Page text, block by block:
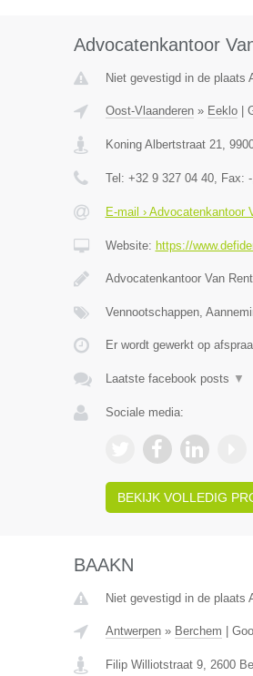
Advocatenkantoor
Niet gevestigd in de plaats
Oost-Vlaanderen» Eeklo|
Koning Albertstraat 21,
Tel: +32 9 327 04 40, Fax: -
E-mail › Advocatenkantoor
Website: https://
Advocatenkantoor Van
Vennootschappen,
Er wordt gewerkt op
Laatste facebook posts ▼
Sociale media:
BEKIJK VOLLEDIG
BAAKN
Niet gevestigd in de plaats
Antwerpen» Berchem
Filip Williotstraat 9, 2600